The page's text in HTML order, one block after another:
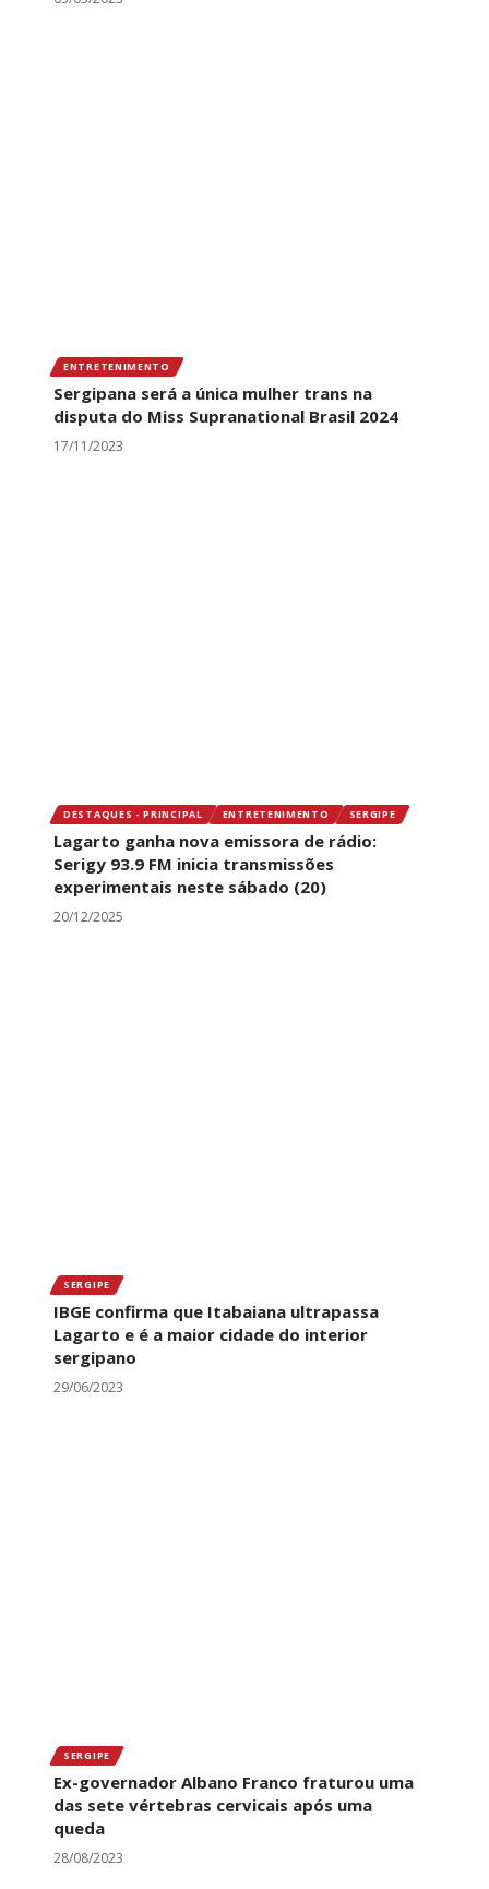
ENTRETENIMENTO
Sergipana será a única mulher trans na
disputa do Miss Supranational Brasil 2024
17/11/2023
DESTAQUES - PRINCIPAL ENTRETENIMENTO SERGIPE
Lagarto ganha nova emissora de rádio:
Serigy 93.9 FM inicia transmissões
experimentais neste sábado (20)
20/12/2025
SERGIPE
IBGE confirma que Itabaiana ultrapassa
Lagarto e é a maior cidade do interior
sergipano
29/06/2023
SERGIPE
Ex-governador Albano Franco fraturou uma
das sete vértebras cervicais após uma
queda
28/08/2023